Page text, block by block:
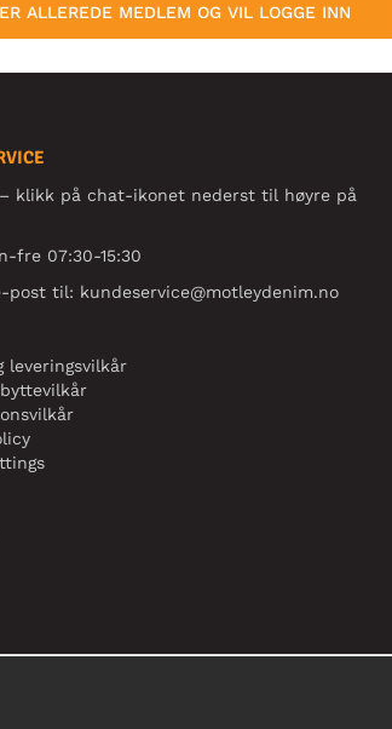
ALLEREDE MEDLEM OG VIL LOGGE INN
klikk på chat-ikonet nederst til høyre på
fre 07:30-15:30
post til: kundeservice@motleydenim.no
leveringsvilkår